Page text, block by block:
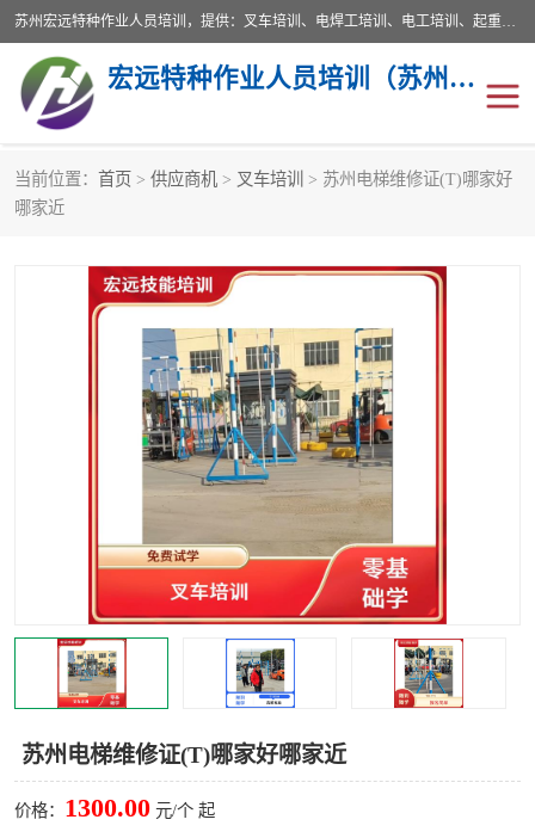
苏州宏远特种作业人员培训，提供：叉车培训、电焊工培训、电工培训、起重机培训、电梯培训、登高培训等服务苏州本地培训服务。始终坚持“以人为本，质量立校”的办学思想，以培养社会应用型人才为己任，明码收费，诚实守信，中途不收任何费用。随到随学，学会为止，一期未学会者免费再学，直到学会为止。
宏远特种作业人员培训（苏州）有限公司
当前位置： 首页 > 供应商机 > 叉车培训
> 苏州电梯维修证(T)哪家好
哪家近
苏州电梯维修证(T)哪家好哪家近
价格： 1300.00 元/个 起
叉车培训
电工培训 起重机培训
电梯培训 登高培训
叉车上牌出租 叉车培训机构
叉车工培训学校 叉车技能培训
学叉车培训技巧 专业叉车培训
叉车培训中心 叉车操作证培训复审
叉车司机培训 焊工培训
行车起重机培训